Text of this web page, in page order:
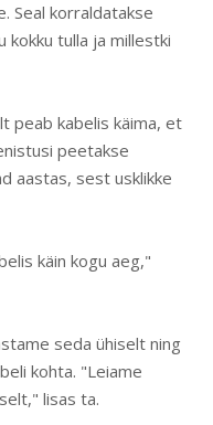
Seal korraldatakse
kokku tulla ja millestki
peab kabelis käima, et
peetakse
aastas, sest usklikke
käin kogu aeg,"
seda ühiselt ning
kohta. "Leiame
lisas ta.